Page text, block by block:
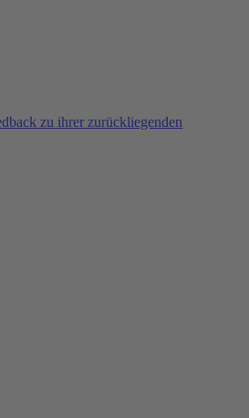
zu ihrer zurückliegenden